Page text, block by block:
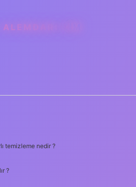
KIM
temizleme nedir ?
?